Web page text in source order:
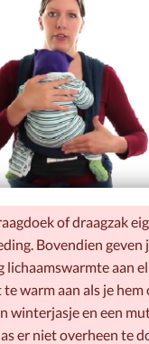
of draagzak
Bovendien geven
lichaamswarmte aan
warm aan als je hem
winterjasje en een
er niet overheen te